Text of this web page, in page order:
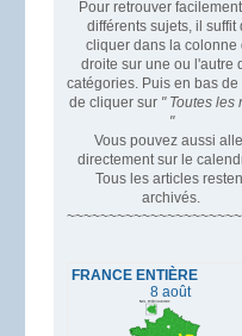
Pour retrouver
différents sujets, il suffit
cliquer dans la colonne
droite sur une ou l'autre
catégories. Puis en bas de
de cliquer sur " Toutes les
"
Vous pouvez aussi
directement sur le
Tous les articles
archivés.